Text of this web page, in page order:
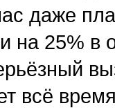
даже
на 25% в
всё